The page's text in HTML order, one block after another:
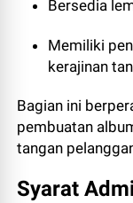
Bersedia
Memiliki
kerajinan
Bagian ini
pembuatan
tangan
Syarat